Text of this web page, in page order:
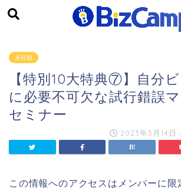
未分類
【特別10大特典⑦】自分
に必要不可欠な試行錯誤
セミナー
2023年3月14日
この情報へのアクセスはメンバーに限